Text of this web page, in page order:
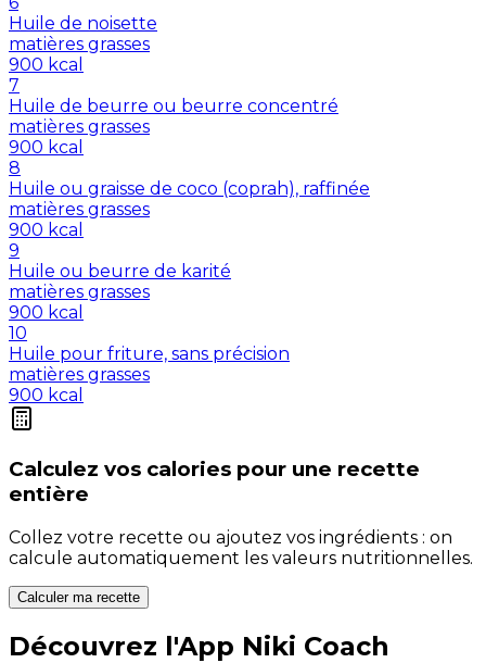
Huile de noisette
matières grasses
900 kcal
7
Huile de beurre ou beurre concentré
matières grasses
900 kcal
8
Huile ou graisse de coco (coprah), raffinée
matières grasses
900 kcal
9
Huile ou beurre de karité
matières grasses
900 kcal
10
Huile pour friture, sans précision
matières grasses
900 kcal
Calculez vos calories pour une recette
entière
Collez votre recette ou ajoutez vos ingrédients : on
calcule automatiquement les valeurs nutritionnelles.
Calculer ma recette
Découvrez l'App Niki Coach